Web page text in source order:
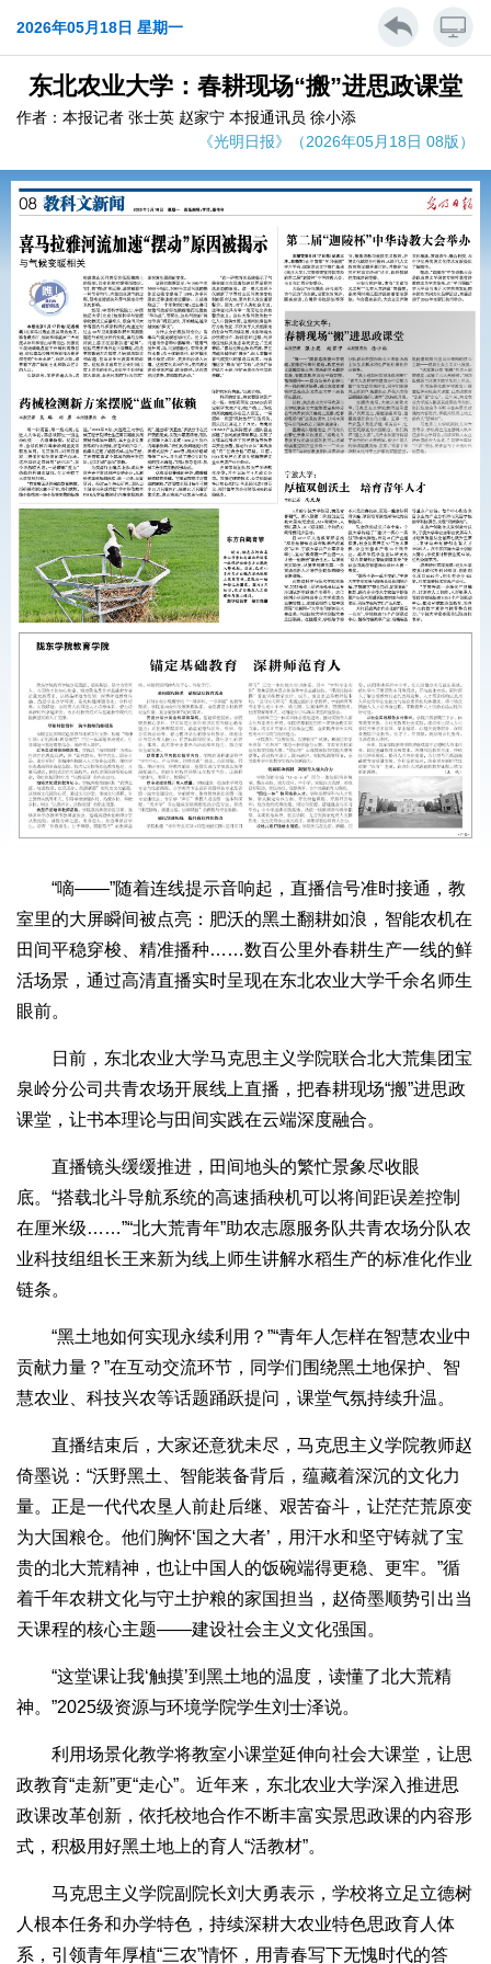
2026年05月18日 星期一
东北农业大学：春耕现场“搬”进思政课堂
作者：本报记者 张士英 赵家宁 本报通讯员 徐小添
《光明日报》（2026年05月18日 08版）
“嘀——”随着连线提示音响起，直播信号准时接通，教
室里的大屏瞬间被点亮：肥沃的黑土翻耕如浪，智能农机在
田间平稳穿梭、精准播种……数百公里外春耕生产一线的鲜
活场景，通过高清直播实时呈现在东北农业大学千余名师生
眼前。
日前，东北农业大学马克思主义学院联合北大荒集团宝
泉岭分公司共青农场开展线上直播，把春耕现场“搬”进思政
课堂，让书本理论与田间实践在云端深度融合。
直播镜头缓缓推进，田间地头的繁忙景象尽收眼
底。“搭载北斗导航系统的高速插秧机可以将间距误差控制
在厘米级……”“北大荒青年”助农志愿服务队共青农场分队农
业科技组组长王来新为线上师生讲解水稻生产的标准化作业
链条。
“黑土地如何实现永续利用？”“青年人怎样在智慧农业中
贡献力量？”在互动交流环节，同学们围绕黑土地保护、智
慧农业、科技兴农等话题踊跃提问，课堂气氛持续升温。
直播结束后，大家还意犹未尽，马克思主义学院教师赵
倚墨说：“沃野黑土、智能装备背后，蕴藏着深沉的文化力
量。正是一代代农垦人前赴后继、艰苦奋斗，让茫茫荒原变
为大国粮仓。他们胸怀‘国之大者’，用汗水和坚守铸就了宝
贵的北大荒精神，也让中国人的饭碗端得更稳、更牢。”循
着千年农耕文化与守土护粮的家国担当，赵倚墨顺势引出当
天课程的核心主题——建设社会主义文化强国。
“这堂课让我‘触摸’到黑土地的温度，读懂了北大荒精
神。”2025级资源与环境学院学生刘士泽说。
利用场景化教学将教室小课堂延伸向社会大课堂，让思
政教育“走新”更“走心”。近年来，东北农业大学深入推进思
政课改革创新，依托校地合作不断丰富实景思政课的内容形
式，积极用好黑土地上的育人“活教材”。
马克思主义学院副院长刘大勇表示，学校将立足立德树
人根本任务和办学特色，持续深耕大农业特色思政育人体
系，引领青年厚植“三农”情怀，用青春写下无愧时代的答